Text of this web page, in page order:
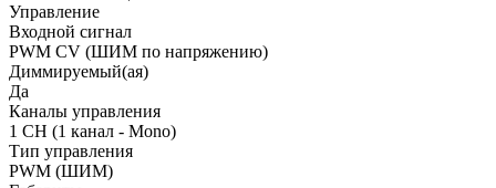
Управление
Входной сигнал
PWM СV (ШИМ по напряжению)
Диммируемый(ая)
Да
Каналы управления
1 CH (1 канал - Mono)
Тип управления
PWM (ШИМ)